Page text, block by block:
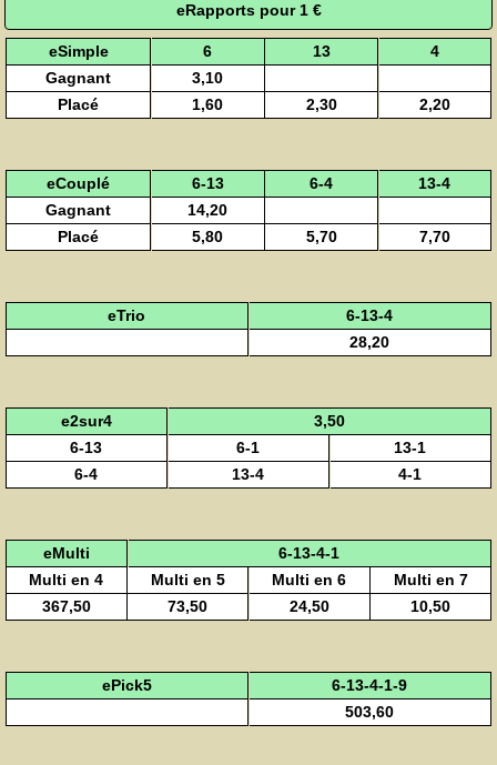
eRapports pour 1 €
eSimple 6 13
4
Gagnant
3,10
Placé
1,60 2,30 2,20
eCouplé 6-13 6-4
13-4
Gagnant
14,20
Placé
5,80 5,70 7,70
eTrio
6-13-4
28,20
e2sur4
3,50
6-13
6-1
13-1
6-4
13-4 4-1
eMulti
6-13-4-1
Multi en 4
Multi en 5 Multi en 6
Multi en 7
367,50
73,50 24,50 10,50
ePick5
6-13-4-1-9
503,60